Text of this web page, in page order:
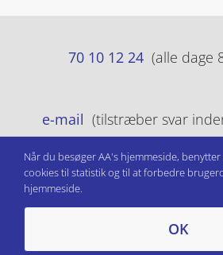
70 10 12 24 (alle dage
e-mail (tilstræber svar
Når du besøger AA's hjemmeside,
cookies til statistik og til at forbedre
hjemmeside.
OK